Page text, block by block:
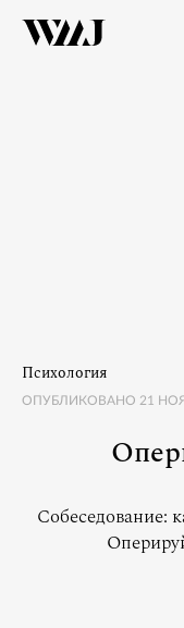
Психология
ОПУБЛИКОВАНО 21
Собеседование: